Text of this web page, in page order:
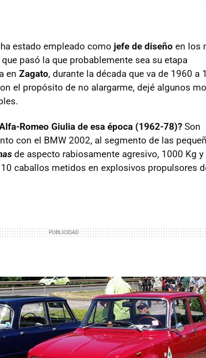
estado empleado como jefe de diseño en los
pasó la que probablemente sea su etapa
en Zagato, durante la década que va de 1960 a
el propósito de no alargarme, dejé algunos
Romeo Giulia de esa época (1962-78)? Son
con el BMW 2002, al segmento de las
de aspecto rabiosamente agresivo, 1000 Kg y
caballos metidos en explosivos propulsores